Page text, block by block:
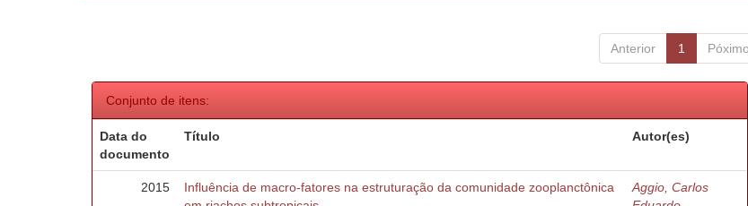
Anterior 1 Póximo
Conjunto de itens:
Data do
documento
Título Autor(es)
2015
Influência de macro-fatores na estruturação da comunidade zooplanctônica
Aggio, Carlos